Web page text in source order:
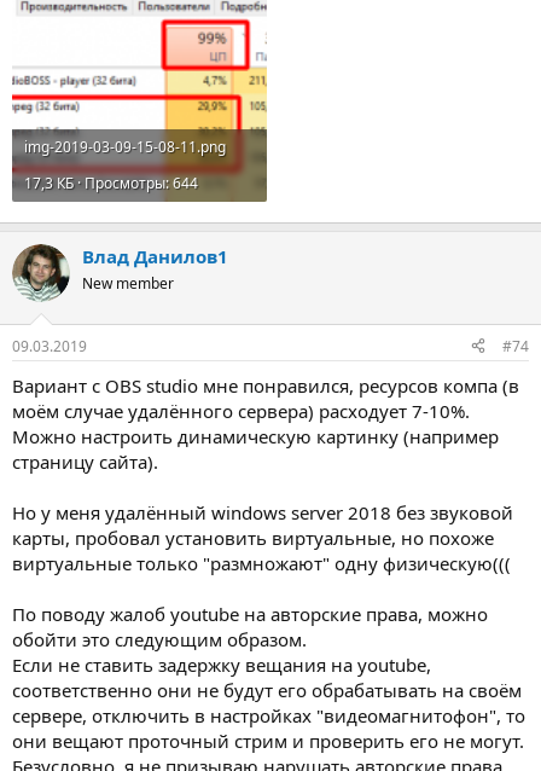
img-2019-03-09-15-08-11.png
17,3 КБ · Просмотры: 644
Влад Данилов1
New member
09.03.2019 #74
Вариант с OBS studio мне понравился, ресурсов компа (в
моём случае удалённого сервера) расходует 7-10%.
Можно настроить динамическую картинку (например
страницу сайта).
Но у меня удалённый windows server 2018 без звуковой
карты, пробовал установить виртуальные, но похоже
виртуальные только "размножают" одну физическую(((
По поводу жалоб youtube на авторские права, можно
обойти это следующим образом.
Если не ставить задержку вещания на youtube,
соответственно они не будут его обрабатывать на своём
сервере, отключить в настройках "видеомагнитофон", то
они вещают проточный стрим и проверить его не могут.
Безусловно, я не призываю нарушать авторские права,